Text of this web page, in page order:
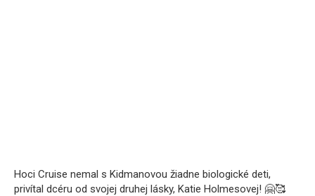
Hoci Cruise nemal s Kidmanovou žiadne biologické deti,
privítal dcéru od svojej druhej lásky, Katie Holmesovej! 🤗🥰